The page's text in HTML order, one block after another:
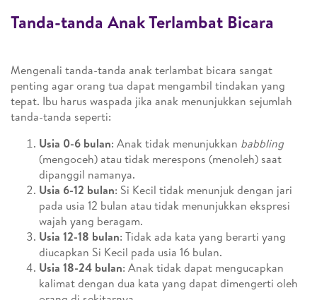
Tanda-tanda Anak Terlambat Bicara
Mengenali tanda-tanda anak terlambat bicara sangat
penting agar orang tua dapat mengambil tindakan yang
tepat. Ibu harus waspada jika anak menunjukkan sejumlah
tanda-tanda seperti:
Usia 0-6 bulan: Anak tidak menunjukkan babbling
(mengoceh) atau tidak merespons (menoleh) saat
dipanggil namanya.
Usia 6-12 bulan: Si Kecil tidak menunjuk dengan jari
pada usia 12 bulan atau tidak menunjukkan ekspresi
wajah yang beragam.
Usia 12-18 bulan: Tidak ada kata yang berarti yang
diucapkan Si Kecil pada usia 16 bulan.
Usia 18-24 bulan: Anak tidak dapat mengucapkan
kalimat dengan dua kata yang dapat dimengerti oleh